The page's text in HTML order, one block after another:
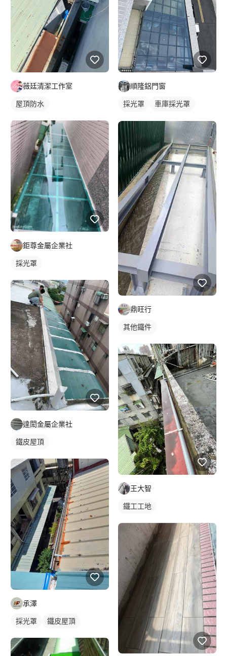
薇廷清潔工作室
屋頂防水
鉅尊金屬企業社
採光罩
達閎金屬企業社
鐵皮屋頂
承澤
採光罩 鐵皮屋頂
順隆鋁門窗
採光罩
車庫採光罩
鼎旺行
其他鐵件
王大智
鐵工工地